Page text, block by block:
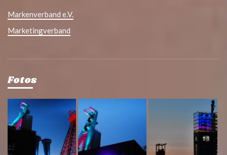
Markenverband e.V.
Marketingverband
Fotos